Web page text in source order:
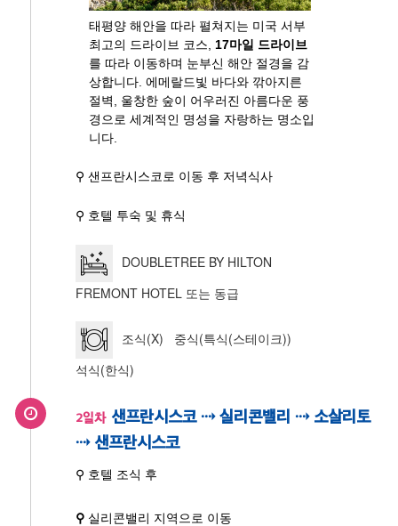
태평양 해안을 따라 펼쳐지는 미국 서부
최고의 드라이브 코스, 17마일 드라이브
를 따라 이동하며 눈부신 해안 절경을 감
상합니다. 에메랄드빛 바다와 깎아지른
절벽, 울창한 숲이 어우러진 아름다운 풍
경으로 세계적인 명성을 자랑하는 명소입
니다.
⚲ 샌프란시스코로 이동 후 저녁식사
⚲ 호텔 투숙 및 휴식
DOUBLETREE BY HILTON
FREMONT HOTEL 또는 동급
조식(X) 중식(특식(스테이크))
석식(한식)
2일차 샌프란시스코 ⇢ 실리콘밸리 ⇢ 소살리토
⇢ 샌프란시스코
⚲ 호텔 조식 후
⚲ 실리콘밸리 지역으로 이동